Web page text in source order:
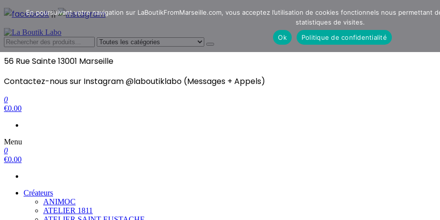
Aller
contenu
||
La Boutik Labo
La boutique de denicheur de talents à Marseille en Provence
56 Rue Sainte 13001 Marseille
Contactez-nous sur Instagram @laboutiklabo (Messages + Appels)
0
€0.00
Menu
0
€0.00
Créateurs
ANIMOC
ATELIER 1811
En poursuivant votre navigation sur LaBoutikFromMarseille.com, vous acceptez l’utilisation de cookies fonctionnels nous
statistiques de visites.
Ok
Politique de confidentialité